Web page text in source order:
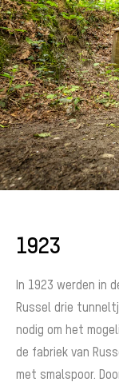
1923
In 1923 werden in
Russel drie
nodig om het
de fabriek van
met smalspoor.